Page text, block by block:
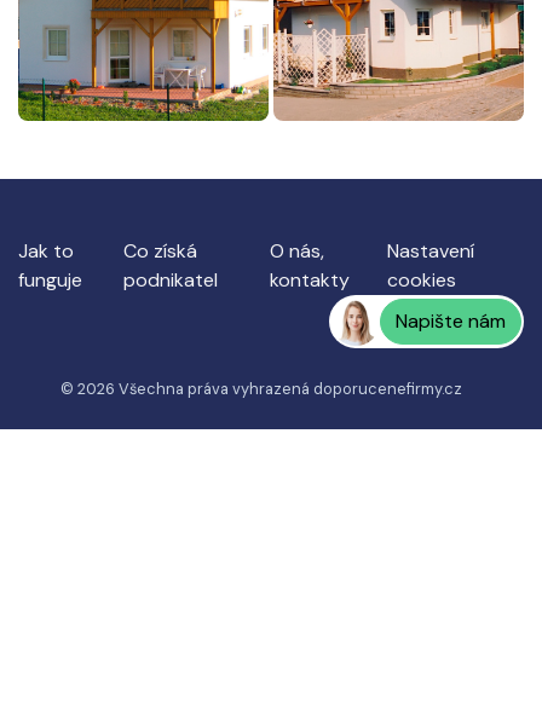
Jak to
funguje
Co získá
podnikatel
O nás,
kontakty
Nastavení
cookies
Napište nám
© 2026 Všechna práva vyhrazená doporucenefirmy.cz